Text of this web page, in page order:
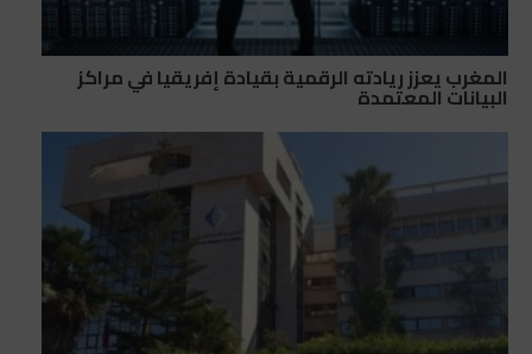
المغرب يعزز ريادته الرقمية بقيادة إفريقيا في مراكز
البيانات المعتمدة